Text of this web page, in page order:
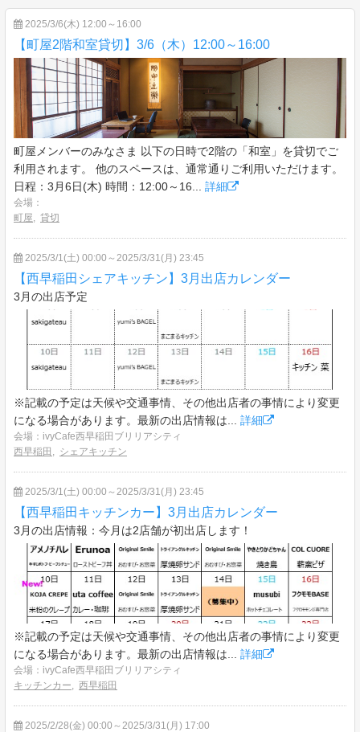
2025/3/6(木) 12:00～16:00
【町屋2階和室貸切】3/6（木）12:00～16:00
町屋メンバーのみなさま 以下の日時で2階の「和室」を貸切でご
利用されます。 他のスペースは、通常通りご利用いただけます。
日程：3月6日(木) 時間：12:00～16... 詳細
会場：
町屋, 貸切
2025/3/1(土) 00:00～2025/3/31(月) 23:45
【西早稲田シェアキッチン】3月出店カレンダー
3月の出店予定
※記載の予定は天候や交通事情、その他出店者の事情により変更
になる場合があります。最新の出店情報は... 詳細
会場：ivyCafe西早稲田ブリリアシティ
西早稲田 , シェアキッチン
2025/3/1(土) 00:00～2025/3/31(月) 23:45
【西早稲田キッチンカー】3月出店カレンダー
3月の出店情報：今月は2店舗が初出店します！
※記載の予定は天候や交通事情、その他出店者の事情により変更
になる場合があります。最新の出店情報は... 詳細
会場：ivyCafe西早稲田ブリリアシティ
キッチンカー, 西早稲田
2025/2/28(金) 00:00～2025/3/31(月) 17:00